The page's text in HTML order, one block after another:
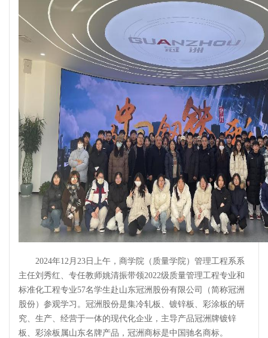
2024年12月23日上午，商学院（质量学院）管理工程系系
主任刘秀红、专任教师姚清振带领2022级质量管理工程专业和
标准化工程专业57名学生赴山东冠洲股份有限公司（简称冠洲
股份）参观学习。冠洲股份是集冷轧板、镀锌板、彩涂板的研
究、生产、经营于一体的现代化企业，主导产品冠洲牌镀锌
板、彩涂板属山东名牌产品，冠洲商标是中国驰名商标。